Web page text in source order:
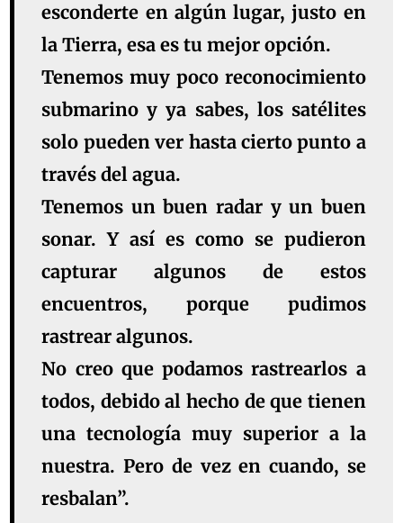
esconderte en algún lugar, justo en
la Tierra, esa es tu mejor opción.
Tenemos muy poco reconocimiento
submarino y ya sabes, los satélites
solo pueden ver hasta cierto punto a
través del agua.
Tenemos un buen radar y un buen
sonar. Y así es como se pudieron
capturar algunos de estos
encuentros, porque pudimos
rastrear algunos.
No creo que podamos rastrearlos a
todos, debido al hecho de que tienen
una tecnología muy superior a la
nuestra. Pero de vez en cuando, se
resbalan”.